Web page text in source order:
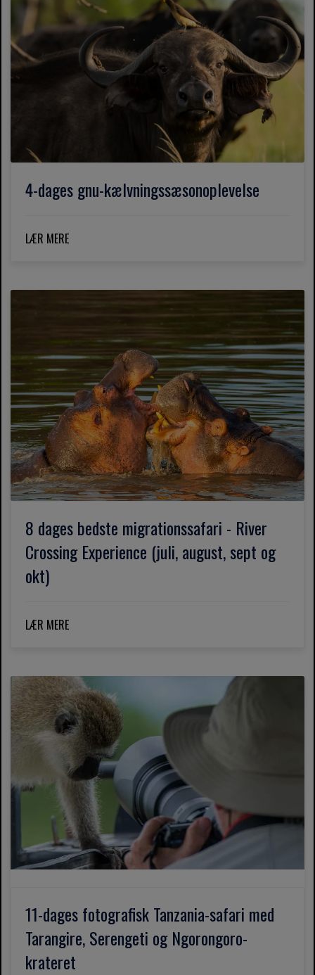
4-dages gnu-kælvningssæsonoplevelse
LÆR MERE
8 dages bedste migrationssafari - River
Crossing Experience (juli, august, sept og
okt)
LÆR MERE
11-dages fotografisk Tanzania-safari med
Tarangire, Serengeti og Ngorongoro-
krateret